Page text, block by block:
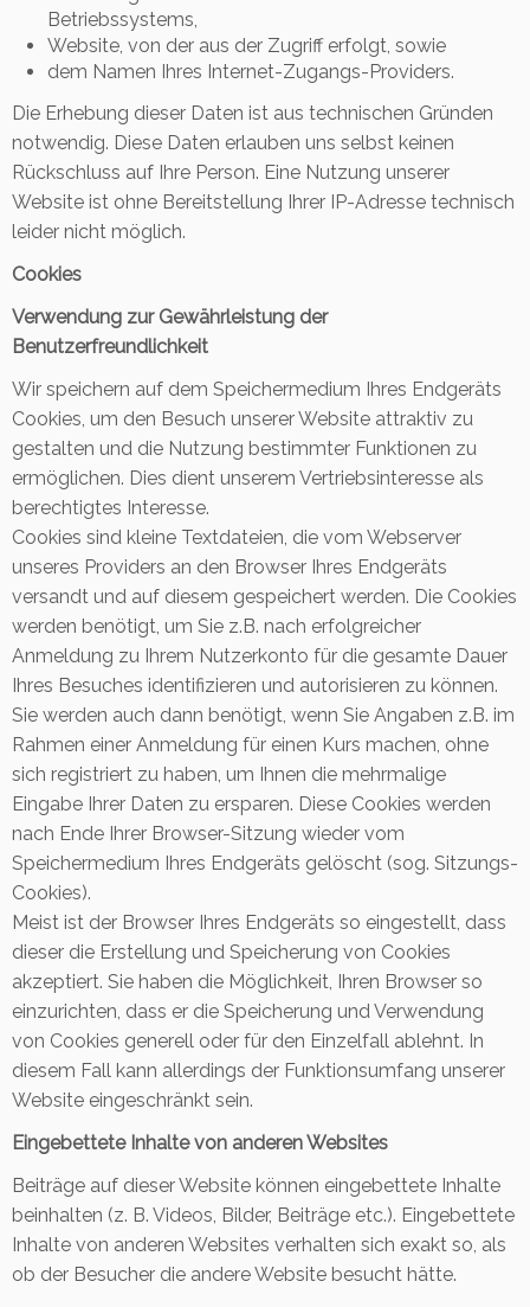
Betriebssystems,
Website, von der aus der Zugriff erfolgt, sowie
dem Namen Ihres Internet-Zugangs-Providers.
Die Erhebung dieser Daten ist aus technischen Gründen
notwendig. Diese Daten erlauben uns selbst keinen
Rückschluss auf Ihre Person. Eine Nutzung unserer
Website ist ohne Bereitstellung Ihrer IP-Adresse technisch
leider nicht möglich.
Cookies
Verwendung zur Gewährleistung der
Benutzerfreundlichkeit
Wir speichern auf dem Speichermedium Ihres Endgeräts
Cookies, um den Besuch unserer Website attraktiv zu
gestalten und die Nutzung bestimmter Funktionen zu
ermöglichen. Dies dient unserem Vertriebsinteresse als
berechtigtes Interesse.
Cookies sind kleine Textdateien, die vom Webserver
unseres Providers an den Browser Ihres Endgeräts
versandt und auf diesem gespeichert werden. Die Cookies
werden benötigt, um Sie z.B. nach erfolgreicher
Anmeldung zu Ihrem Nutzerkonto für die gesamte Dauer
Ihres Besuches identifizieren und autorisieren zu können.
Sie werden auch dann benötigt, wenn Sie Angaben z.B. im
Rahmen einer Anmeldung für einen Kurs machen, ohne
sich registriert zu haben, um Ihnen die mehrmalige
Eingabe Ihrer Daten zu ersparen. Diese Cookies werden
nach Ende Ihrer Browser-Sitzung wieder vom
Speichermedium Ihres Endgeräts gelöscht (sog. Sitzungs-
Cookies).
Meist ist der Browser Ihres Endgeräts so eingestellt, dass
dieser die Erstellung und Speicherung von Cookies
akzeptiert. Sie haben die Möglichkeit, Ihren Browser so
einzurichten, dass er die Speicherung und Verwendung
von Cookies generell oder für den Einzelfall ablehnt. In
diesem Fall kann allerdings der Funktionsumfang unserer
Website eingeschränkt sein.
Eingebettete Inhalte von anderen Websites
Beiträge auf dieser Website können eingebettete Inhalte
beinhalten (z. B. Videos, Bilder, Beiträge etc.). Eingebettete
Inhalte von anderen Websites verhalten sich exakt so, als
ob der Besucher die andere Website besucht hätte.